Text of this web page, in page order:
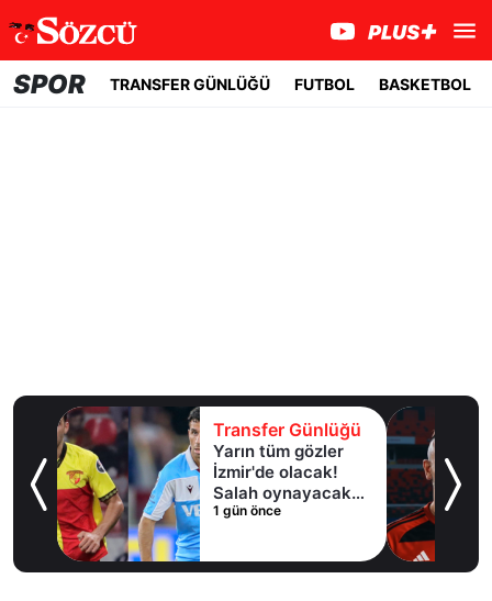
SPOR TRANSFER GÜNLÜĞÜ FUTBOL BASKETBOL
Transfer Günlüğü
Yarın tüm gözler
İzmir'de olacak!
Salah oynayacak
mı?
1 gün önce